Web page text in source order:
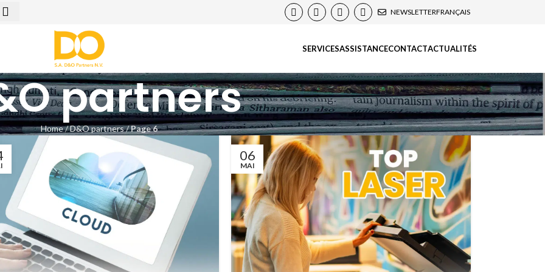
NEWSLETTERFRANÇAIS
SERVICESASSISTANCECONTACTACTUALITÉS
partners
Home/D&O partners/Page 6
06
MAI